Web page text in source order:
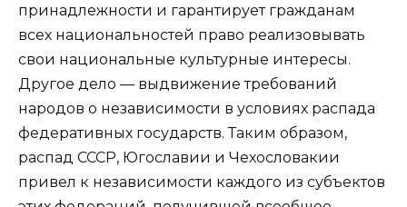
принадлежности и гарантирует гражданам
всех национальностей право реализовывать
свои национальные культурные интересы.
Другое дело — выдвижение требований
народов о независимости в условиях распада
федеративных государств. Таким образом,
распад СССР, Югославии и Чехословакии
привел к независимости каждого из субъектов